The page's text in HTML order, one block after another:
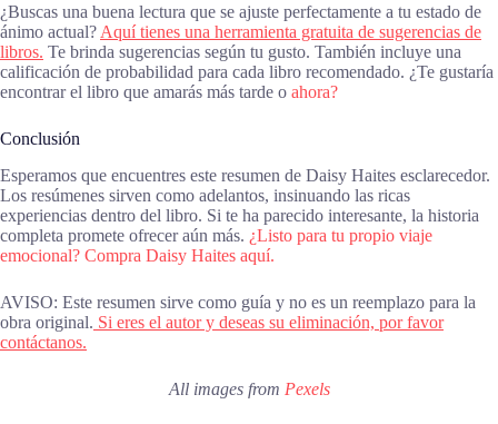
¿Buscas una buena lectura que se ajuste perfectamente a tu estado de
ánimo actual? Aquí tienes una herramienta gratuita de sugerencias de
libros. Te brinda sugerencias según tu gusto. También incluye una
calificación de probabilidad para cada libro recomendado. ¿Te gustaría
encontrar el libro que amarás más tarde o ahora?
Conclusión
Esperamos que encuentres este resumen de Daisy Haites esclarecedor.
Los resúmenes sirven como adelantos, insinuando las ricas
experiencias dentro del libro. Si te ha parecido interesante, la historia
completa promete ofrecer aún más. ¿Listo para tu propio viaje
emocional? Compra Daisy Haites aquí.
AVISO: Este resumen sirve como guía y no es un reemplazo para la
obra original. Si eres el autor y deseas su eliminación, por favor
contáctanos.
All images from Pexels